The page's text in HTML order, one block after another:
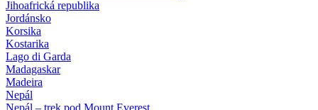
Jihoafrická republika
Jordánsko
Korsika
Kostarika
Lago di Garda
Madagaskar
Madeira
Nepál
Nepál – trek pod Mount Everest